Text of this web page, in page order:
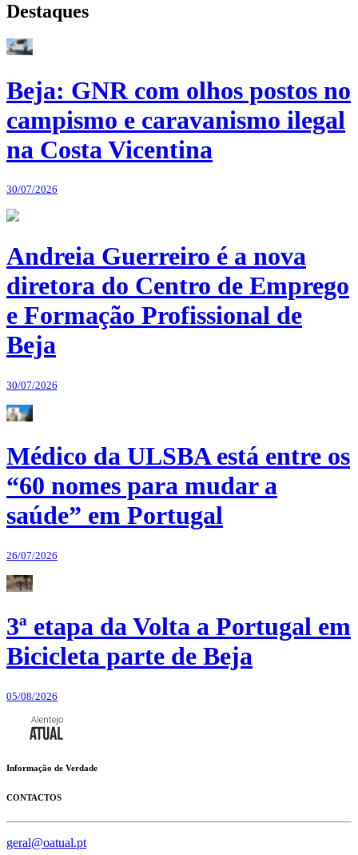
Destaques
Beja: GNR com olhos postos no
campismo e caravanismo ilegal
na Costa Vicentina
30/07/2026
Andreia Guerreiro é a nova
diretora do Centro de Emprego
e Formação Profissional de
Beja
30/07/2026
Médico da ULSBA está entre os
“60 nomes para mudar a
saúde” em Portugal
26/07/2026
3ª etapa da Volta a Portugal em
Bicicleta parte de Beja
05/08/2026
Informação de Verdade
CONTACTOS
geral@oatual.pt